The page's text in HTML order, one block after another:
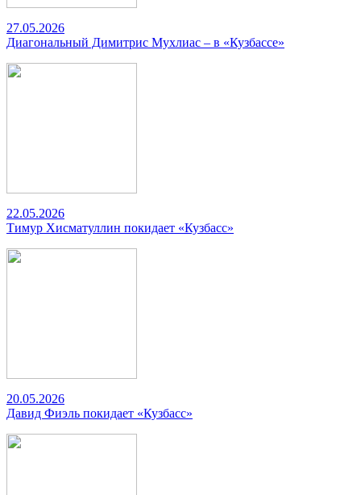
27.05.2026
Диагональный Димитрис Мухлиас – в «Кузбассе»
22.05.2026
Тимур Хисматуллин покидает «Кузбасс»
20.05.2026
Давид Фиэль покидает «Кузбасс»